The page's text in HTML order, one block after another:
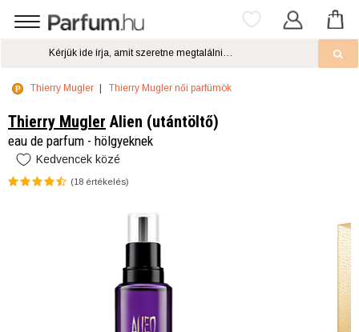
Thierry Mugler Thierry Mugler női parfümök
Thierry Mugler Alien (utántöltő)
eau de parfum - hölgyeknek
Kedvencek közé
(18 értékelés)